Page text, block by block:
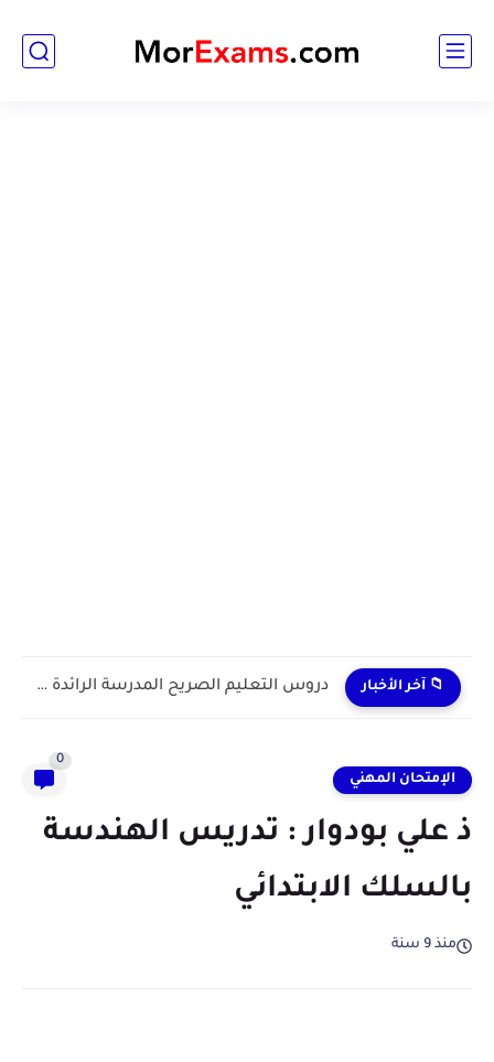
📁 آخر الأخبار دروس التعليم الصريح المدرسة الرائدة 2024/2025 enseignement explicite
الإمتحان المهني
0
ذ علي بودوار : تدريس الهندسة
بالسلك الابتدائي
منذ 9 سنة